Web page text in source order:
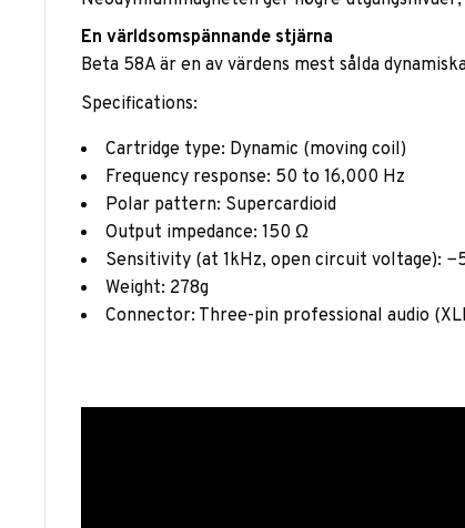
En världsomspännande stjärna
Beta 58A är en av värdens mest sålda
Specifications:
Cartridge type: Dynamic (moving coil)
Frequency response: 50 to 16,000 Hz
Polar pattern: Supercardioid
Output impedance: 150 Ω
Sensitivity (at 1kHz, open circuit voltage):
Weight: 278g
Connector: Three-pin professional audio